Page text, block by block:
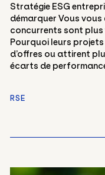
Stratégie ESG
démarquer Vous
concurrents sont plus
Pourquoi leurs
d’offres ou attirent
écarts de
RSE